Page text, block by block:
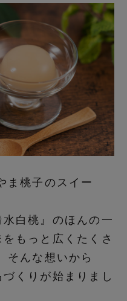
ま桃子のスイー
白桃』のほんの一
もっと広くたくさ
そんな想いから
づくりが始まりまし